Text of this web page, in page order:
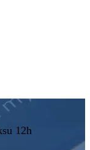
12h